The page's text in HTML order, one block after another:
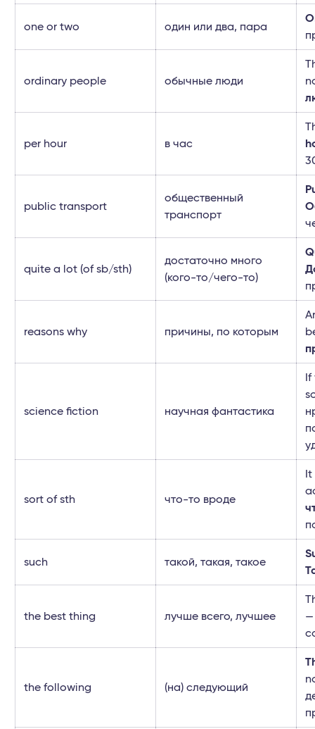
one or two один или два, пара
ordinary people обычные люди
per hour в час
public transport
общественный
транспорт
quite a lot (of sb/sth)
достаточно много
(кого-то/чего-то)
reasons why причины, по которым
science fiction научная фантастика
sort of sth что-то вроде
such такой, такая, такое
the best thing лучше всего, лучшее
the following (на) следующий